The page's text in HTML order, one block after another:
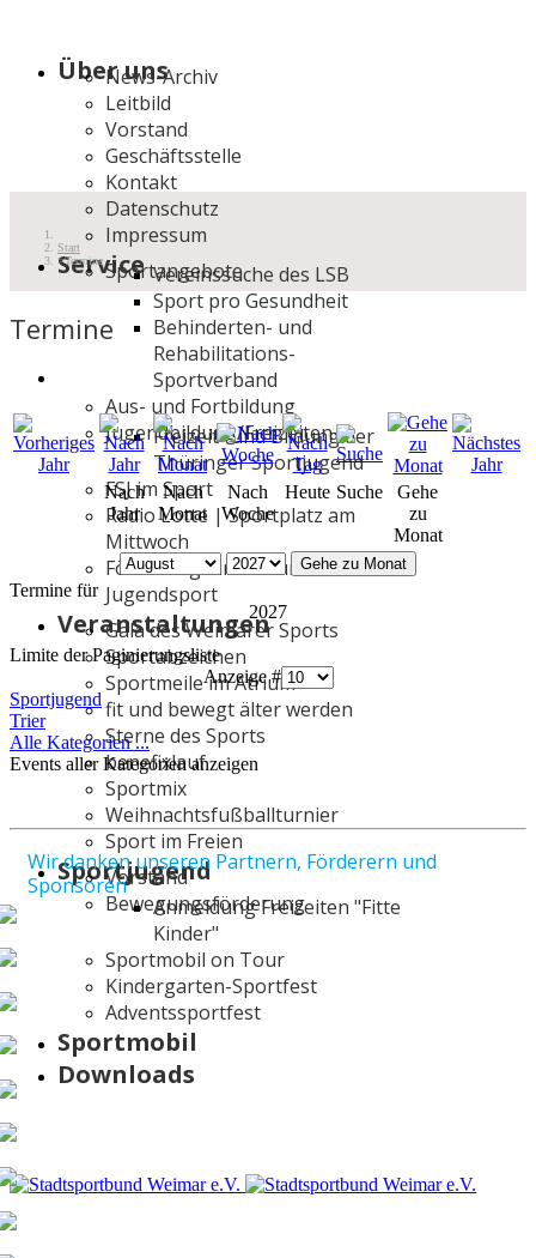
Über uns
News-Archiv
Leitbild
Vorstand
Geschäftsstelle
Kontakt
Datenschutz
Impressum
ServiceSportangebote
Vereinssuche des LSB
Sport pro Gesundheit
Behinderten- und
Rehabilitations-
Sportverband
Aus- und Fortbildung
Jugendbildung/Freizeiten
Freizeit- und Bildung der
Thüringer Sportjugend
FSJ im Sport
Radio Lotte | Sportplatz am
Mittwoch
Förderung Kinder- und
Jugendsport
Veranstaltungen
Gala des Weimarer Sports
Sportabzeichen
Sportmeile im Atrium
fit und bewegt älter werden
Sterne des Sports
benefixlauf
Sportmix
Weihnachtsfußballturnier
Sport im Freien
Sportjugend
Vorstand
Bewegungsförderung
Anmeldung Freizeiten "Fitte
Kinder"
Sportmobil on Tour
Kindergarten-Sportfest
Adventssportfest
Sportmobil
Downloads
Start
Termine
Termine
Nach
Jahr
Nach
Monat
Nach
Woche
Heute Suche
Gehe
zu
Monat
Gehe zu Monat
Termine für
2027
Limite der Paginierungsliste
Anzeige #
Sportjugend
Trier
Alle Kategorien ...
Events aller Kategorien anzeigen
Wir danken unseren Partnern, Förderern und
Sponsoren